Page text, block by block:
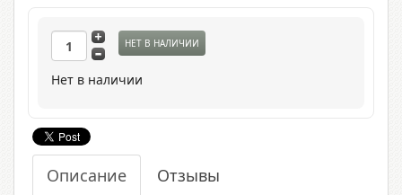
НЕТ В НАЛИЧИИ
Нет в наличии
Описание Отзывы